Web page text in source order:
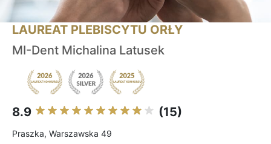
LAUREAT PLEBISCYTU ORŁY
MI-Dent Michalina Latusek
8.9 (15)
Praszka, Warszawska 49